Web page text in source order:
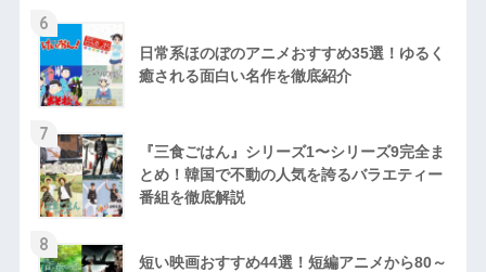
6
日常系ほのぼのアニメおすすめ35選！ゆるく
癒される面白い名作を徹底紹介
7
『三食ごはん』シリーズ1〜シリーズ9完全ま
とめ！韓国で不動の人気を誇るバラエティー
番組を徹底解説
8
短い映画おすすめ44選！短編アニメから80～